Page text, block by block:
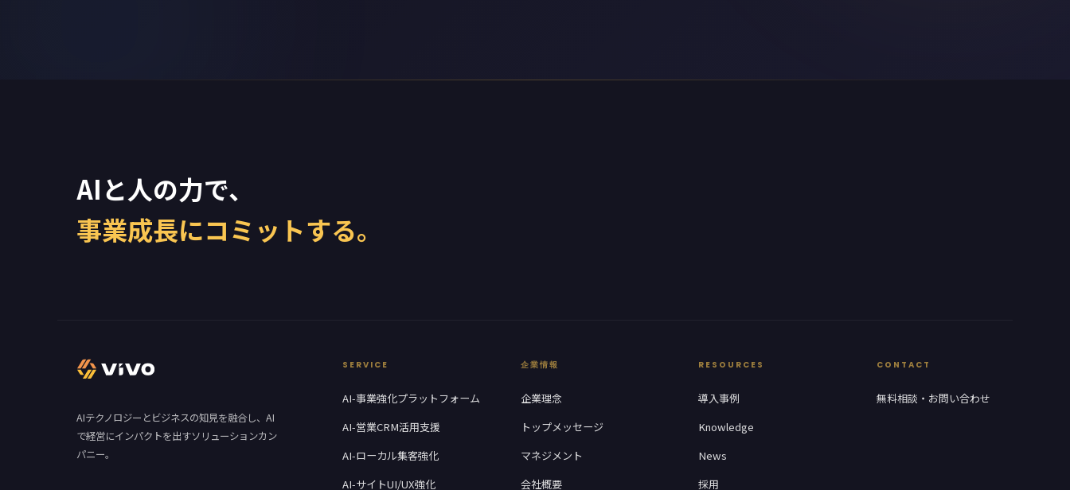
AIと人の力で、
事業成長にコミットする。
AIテクノロジーとビジネスの知見を融合し、AI
で経営にインパクトを出すソリューションカン
パニー。
SERVICE
AI-事業強化プラットフォーム
AI-営業CRM活用支援
AI-ローカル集客強化
AI-サイトUI/UX強化
企業情報
企業理念
トップメッセージ
マネジメント
会社概要
RESOURCES
導入事例
Knowledge
News
採用
CONTACT
無料相談・お問い合わせ